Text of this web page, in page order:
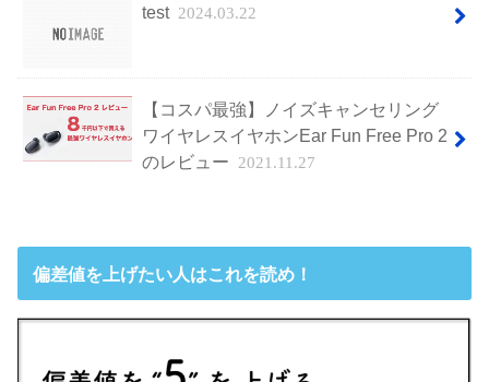
test 2024.03.22
【コスパ最強】ノイズキャンセリング
ワイヤレスイヤホンEar Fun Free Pro 2
のレビュー 2021.11.27
偏差値を上げたい人はこれを読め！